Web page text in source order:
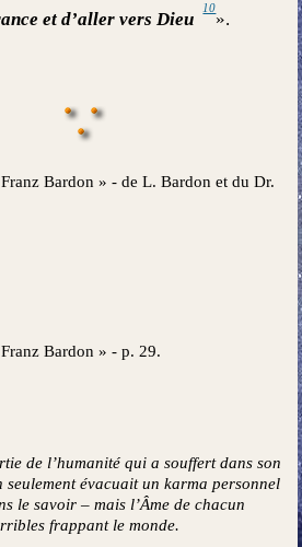
et d’aller vers Dieu
10
».
Bardon » - de L. Bardon et du Dr.
Bardon » - p. 29.
de l’humanité qui a souffert dans son
seulement évacuait un karma personnel
le savoir – mais l’Âme de chacun
frappant le monde.